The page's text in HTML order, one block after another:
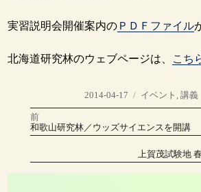
実習説明会開催案内の ＰＤＦファイル
北海道研究林のウェブページは、 こち
投
稿
日:
2014-04-17
カ
テ
ゴ
リ
ー
イベント , 講義
投
ナ
前
前
の
和歌山研究林／ウッズサイエンスを開講
の
上賀茂試験地